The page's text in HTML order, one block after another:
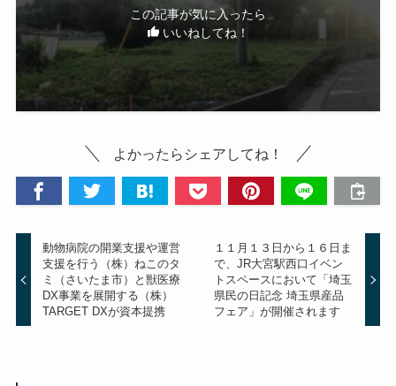
この記事が気に入ったら
いいねしてね！
よかったらシェアしてね！
動物病院の開業支援や運営
支援を行う（株）ねこのタ
ミ（さいたま市）と獣医療
DX事業を展開する（株）
TARGET DXが資本提携
１１月１３日から１６日ま
で、JR大宮駅西口イベン
トスペースにおいて「埼玉
県民の日記念 埼玉県産品
フェア」が開催されます